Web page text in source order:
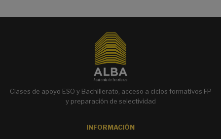
Clases de apoyo ESO y Bachillerato, acceso a ciclos formativos FP
y preparación de selectividad
INFORMACIÓN